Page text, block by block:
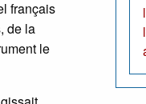
français
de la
le